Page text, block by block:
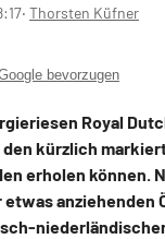
‧ Thorsten Küfner
bevorzugen
Royal
kürzlich
erholen können.
anziehenden